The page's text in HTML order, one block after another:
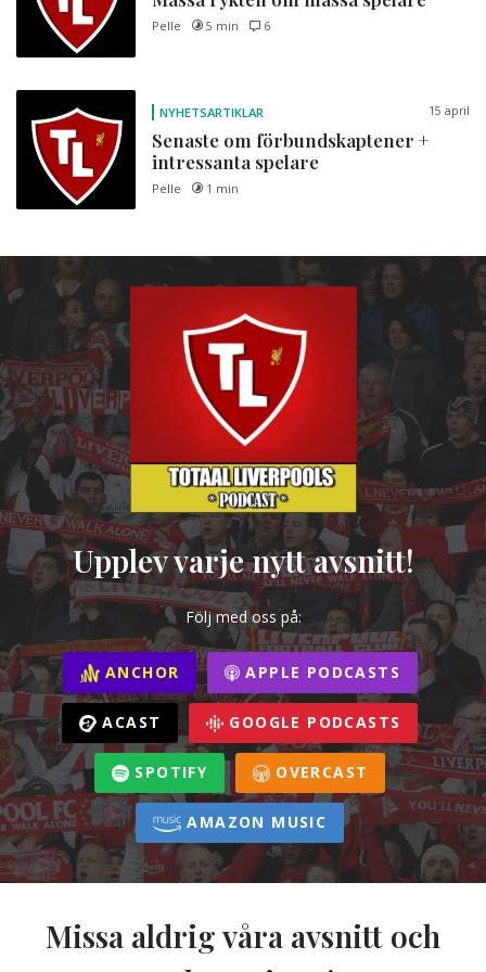
Pelle 5 min 6
NYHETSARTIKLAR 15 april
Senaste om förbundskaptener +
intressanta spelare
Pelle 1 min
Upplev varje nytt avsnitt!
Följ med oss på:
ANCHOR APPLE PODCASTS
ACAST GOOGLE PODCASTS
SPOTIFY OVERCAST
AMAZON MUSIC
Missa aldrig våra avsnitt och